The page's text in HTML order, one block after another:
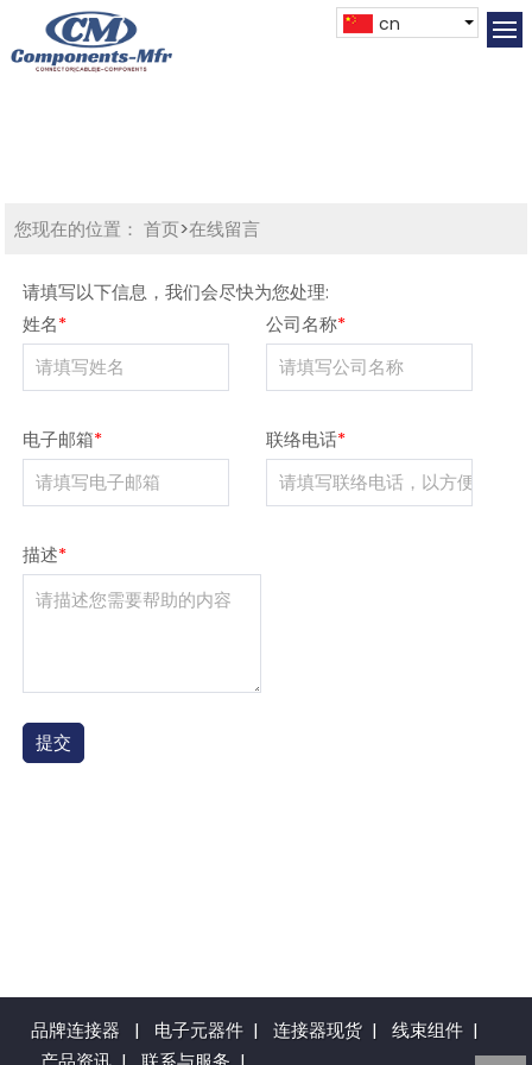
cn
您现在的位置： 首页>在线留言
请填写以下信息，我们会尽快为您处理:
姓名* 公司名称*
电子邮箱* 联络电话*
描述*
品牌连接器 | 电子元器件 | 连接器现货 | 线束组件 |